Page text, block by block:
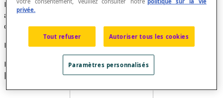
La distance est toujours prise perpendiculairement
aux bases. Il est possible que le pied de la hauteur
d'un trapèze soit à l'extérieur de sa base.
Exemple
Dans la figure ci-dessous, la hauteur est
[latex]h[/latex].
privée.
Tout refuser Autoriser tous les cookies
Paramètres personnalisés